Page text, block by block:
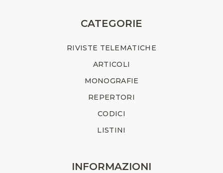
CATEGORIE
RIVISTE TELEMATICHE
ARTICOLI
MONOGRAFIE
REPERTORI
CODICI
LISTINI
INFORMAZIONI